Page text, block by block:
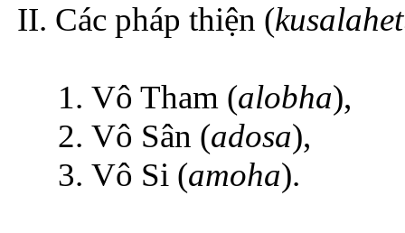
Các pháp thiện (
Vô Tham (alobha),
Vô Sân (adosa),
Vô Si (amoha).